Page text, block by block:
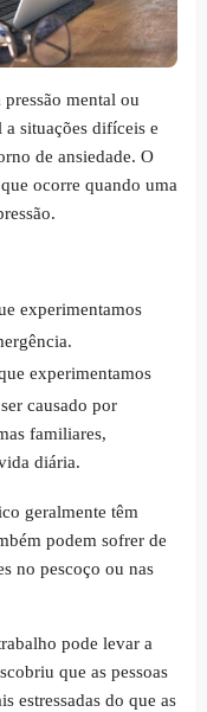
pressão mental ou
situações difíceis e
de ansiedade. O
ocorre quando uma
experimentamos
experimentamos
causado por
familiares,
diária.
geralmente têm
podem sofrer de
no pescoço ou nas
pode levar a
que as pessoas
estressadas do que as